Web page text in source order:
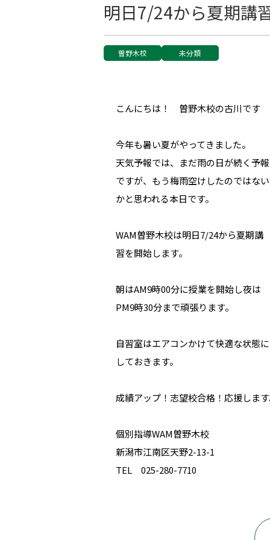
明日7/24から夏期講
曽野木校 未分類
こんにちは！ 曽野木校の古川です
今年も暑い夏がやってきました。
天気予報では、まだ雨の日が続く予報
ですが、もう梅雨空けしたのではない
かと思われる本日です。
WAM曽野木校は明日7/24から夏期講
習を開始します。
朝はAM9時00分に授業を開始し夜は
PM9時30分まで頑張ります。
自習室はエアコンかけて快適な状態に
しておきます。
成績アップ！志望校合格！応援します
個別指導WAM曽野木校
新潟市江南区天野2-13-1
TEL 025-280-7710